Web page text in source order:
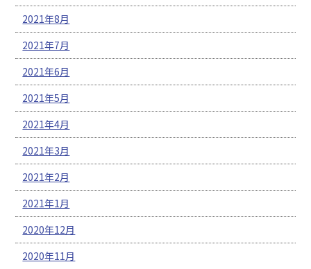
2021年8月
2021年7月
2021年6月
2021年5月
2021年4月
2021年3月
2021年2月
2021年1月
2020年12月
2020年11月